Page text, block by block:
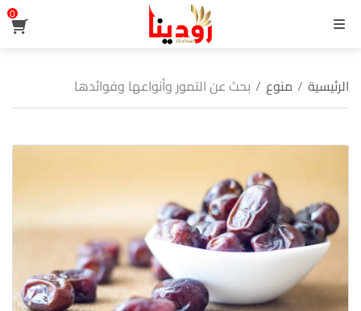
القائمة
0
الرئيسية / منوع / بحث عن التمور وأنواعها وفوائدها